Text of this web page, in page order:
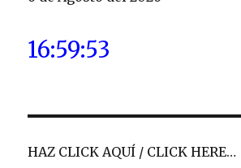
16:59:53
HAZ CLICK AQUÍ / CLICK HERE…